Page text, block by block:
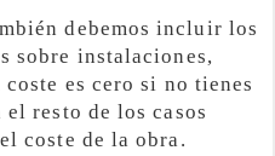
debemos incluir los
sobre instalaciones,
es cero si no tienes
resto de los casos
coste de la obra.